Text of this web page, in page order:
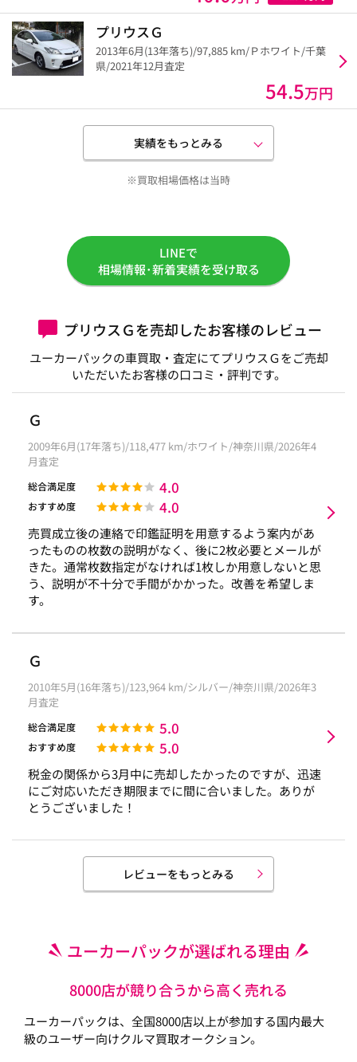
プリウスＧ
2013年6月(13年落ち)/97,885 km/Ｐホワイト/千葉
県/2021年12月査定
54.5万円
実績をもっとみる
※買取相場価格は当時
LINEで
相場情報･新着実績を受け取る
プリウスＧを売却したお客様のレビュー
ユーカーパックの車買取・査定にてプリウスＧをご売却
いただいたお客様の口コミ・評判です。
Ｇ
2009年6月(17年落ち)/118,477 km/ホワイト/神奈川県/2026年4
月査定
総合満足度 4.0
おすすめ度 4.0
売買成立後の連絡で印鑑証明を用意するよう案内があ
ったものの枚数の説明がなく、後に2枚必要とメールが
きた。通常枚数指定がなければ1枚しか用意しないと思
う、説明が不十分で手間がかかった。改善を希望しま
す。
Ｇ
2010年5月(16年落ち)/123,964 km/シルバー/神奈川県/2026年3
月査定
総合満足度 5.0
おすすめ度 5.0
税金の関係から3月中に売却したかったのですが、迅速
にご対応いただき期限までに間に合いました。ありが
とうございました！
レビューをもっとみる
ユーカーパックが選ばれる理由
8000店が競り合うから高く売れる
ユーカーパックは、全国8000店以上が参加する国内最大
級のユーザー向けクルマ買取オークション。